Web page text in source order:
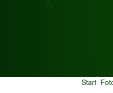
nur 6% vom
Start